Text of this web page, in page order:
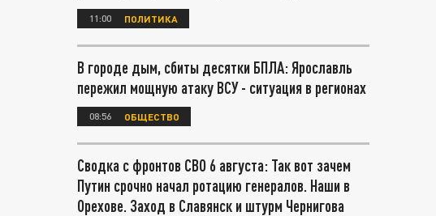
11:00 ПОЛИТИКА
В городе дым, сбиты десятки БПЛА: Ярославль
пережил мощную атаку ВСУ - ситуация в регионах
08:56 ОБЩЕСТВО
Сводка с фронтов СВО 6 августа: Так вот зачем
Путин срочно начал ротацию генералов. Наши в
Орехове. Заход в Славянск и штурм Чернигова